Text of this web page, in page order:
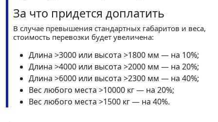
За что придется доплатить
В случае превышения стандартных габаритов и веса,
стоимость перевозки будет увеличена:
Длина >3000 или высота >1800 мм — на 10%;
Длина >4000 или высота >2000 мм — на 20%;
Длина >6000 или высота >2300 мм — на 40%;
Вес любого места >10000 кг — на 20%;
Вес любого места >1500 кг — на 40%.